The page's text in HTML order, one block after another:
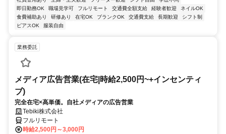
即日勤務OK
職場見学可 フルリモート 交通費全額支給 経験者歓迎
ネイルOK
食費補助あり
研修あり 在宅OK ブランクOK 交通費支給 長期歓迎
シフト制
ピアスOK
服装自由
業務委託
メディア広告営業(在宅|時給2,500円~+インセンティ
ブ)
完全在宅×高単価。自社メディアの広告営業
Tebiki株式会社
フルリモート
時給2,500円～3,000円